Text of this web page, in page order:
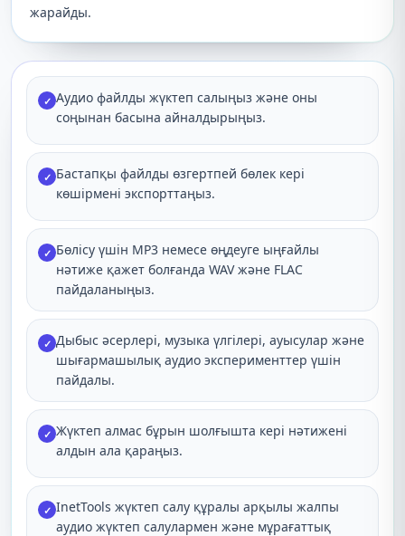
жарайды.
✓ Аудио файлды жүктеп салыңыз және оны
соңынан басына айналдырыңыз.
✓ Бастапқы файлды өзгертпей бөлек кері
көшірмені экспорттаңыз.
✓ Бөлісу үшін MP3 немесе өңдеуге ыңғайлы
нәтиже қажет болғанда WAV және FLAC
пайдаланыңыз.
✓ Дыбыс әсерлері, музыка үлгілері, ауысулар және
шығармашылық аудио эксперименттер үшін
пайдалы.
✓ Жүктеп алмас бұрын шолғышта кері нәтижені
алдын ала қараңыз.
✓ InetTools жүктеп салу құралы арқылы жалпы
аудио жүктеп салулармен және мұрағаттық